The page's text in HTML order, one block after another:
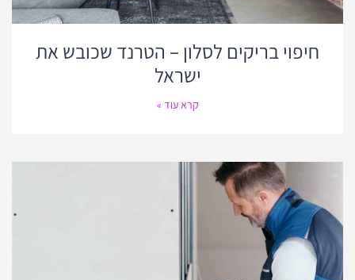
חיפוי בריקים לסלון – הטרנד שכובש את
ישראל
קרא עוד »